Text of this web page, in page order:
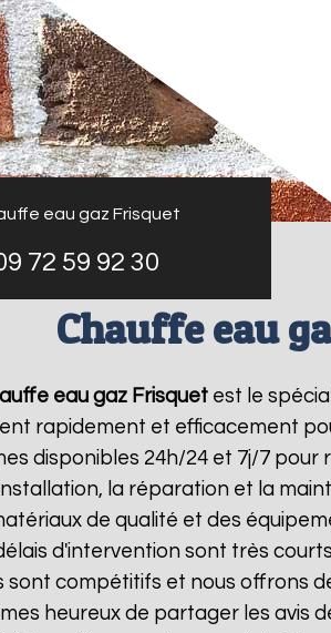
eau gaz Frisquet
72 59 92 30
Chauffe eau
eau gaz Frisquet est le
rapidement et efficacement
disponibles 24h/24 et 7j/7
la réparation et la
de qualité et des
d'intervention sont très
sont compétitifs et nous offrons
heureux de partager les avis